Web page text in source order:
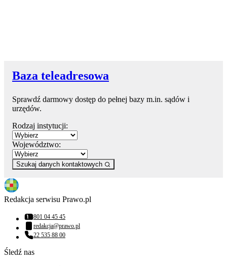
Baza teleadresowa
Sprawdź darmowy dostęp do pełnej bazy m.in. sądów i
urzędów.
Rodzaj instytucji:
Województwo:
Szukaj danych kontaktowych
Redakcja serwisu Prawo.pl
Numer telefonu:
801 04 45 45
Adres email:
redakcja@prawo.pl
Numer telefonu:
22 535 88 00
Śledź nas